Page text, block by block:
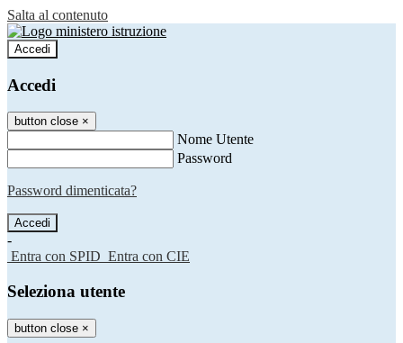
Salta al contenuto
Accedi
Accedi
button close ×
Nome Utente
Password
Password dimenticata?
-
Entra con SPID Entra con CIE
Seleziona utente
button close ×